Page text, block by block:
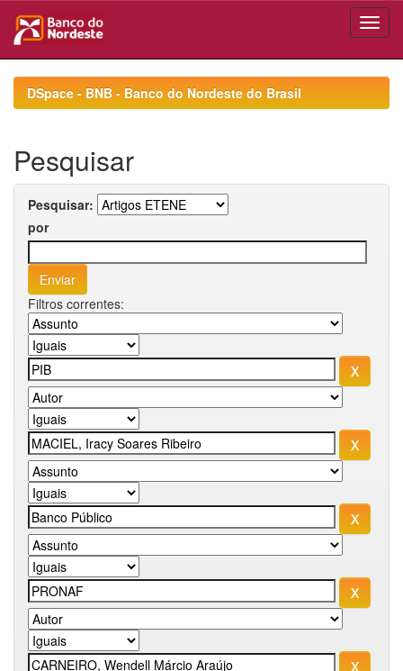
navigationDSpace - BNB - Banco do Nordeste do Brasil
Pesquisar
Pesquisar:
por
Filtros correntes: